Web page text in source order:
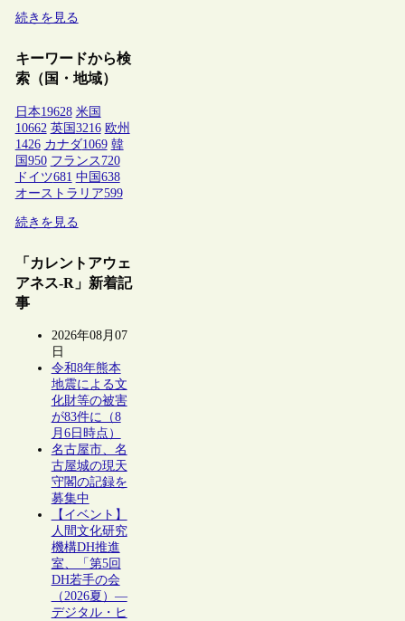
続きを見る
キーワードから検
索（国・地域）
日本19628 米国
10662 英国3216 欧州
1426 カナダ1069 韓
国950 フランス 720
ドイツ681 中国638
オーストラリア599
続きを見る
「カレントアウェ
アネス-R」新着記
事
2026年08月07
日
令和8年熊本
地震による文
化財等の被害
が83件に（8
月6日時点）
名古屋市、名
古屋城の現天
守閣の記録を
募集中
【イベント】
人間文化研究
機構DH推進
室、「第5回
DH若手の会
（2026夏）―
デジタル・ヒ